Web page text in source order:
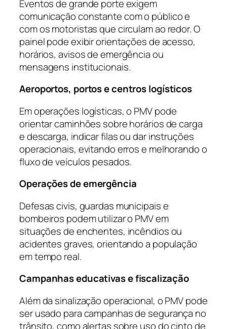
Eventos de grande porte exigem
comunicação constante com o público e
com os motoristas que circulam ao redor. O
painel pode exibir orientações de acesso,
horários, avisos de emergência ou
mensagens institucionais.
Aeroportos, portos e centros logísticos
Em operações logísticas, o PMV pode
orientar caminhões sobre horários de carga
e descarga, indicar filas ou dar instruções
operacionais, evitando erros e melhorando o
fluxo de veículos pesados.
Operações de emergência
Defesas civis, guardas municipais e
bombeiros podem utilizar o PMV em
situações de enchentes, incêndios ou
acidentes graves, orientando a população
em tempo real.
Campanhas educativas e fiscalização
Além da sinalização operacional, o PMV pode
ser usado para campanhas de segurança no
trânsito, como alertas sobre uso do cinto de